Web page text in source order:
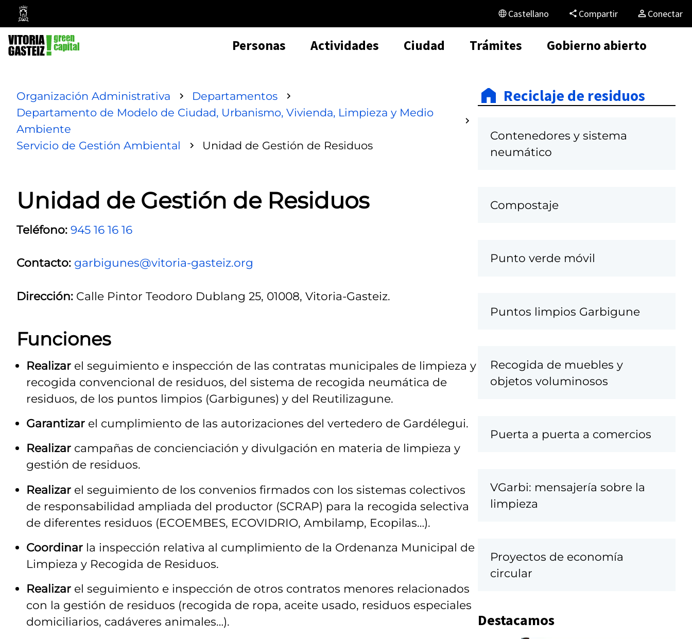
Ayuntamiento
Vitoria-
Gasteiz
Castellano Compartir Conectar
Personas Actividades Ciudad Trámites Gobierno abierto
Organización Administrativa
Departamentos
Departamento de Modelo de Ciudad, Urbanismo, Vivienda, Limpieza y Medio
Ambiente
Servicio de Gestión Ambiental
Unidad de Gestión de Residuos
Unidad de Gestión de Residuos
Teléfono: 945 16 16 16
Contacto: garbigunes@vitoria-gasteiz.org
Dirección: Calle Pintor Teodoro Dublang 25, 01008, Vitoria-Gasteiz.
Funciones
Realizar el seguimiento e inspección de las contratas municipales de limpieza y
recogida convencional de residuos, del sistema de recogida neumática de
residuos, de los puntos limpios (Garbigunes) y del Reutilizagune.
Garantizar el cumplimiento de las autorizaciones del vertedero de Gardélegui.
Realizar campañas de concienciación y divulgación en materia de limpieza y
gestión de residuos.
Realizar el seguimiento de los convenios firmados con los sistemas colectivos
de responsabilidad ampliada del productor (SCRAP) para la recogida selectiva
de diferentes residuos (ECOEMBES, ECOVIDRIO, Ambilamp, Ecopilas…).
Coordinar la inspección relativa al cumplimiento de la Ordenanza Municipal de
Limpieza y Recogida de Residuos.
Realizar el seguimiento e inspección de otros contratos menores relacionados
con la gestión de residuos (recogida de ropa, aceite usado, residuos especiales
domiciliarios, cadáveres animales…).
Reciclaje de residuos
Contenedores y sistema
neumático
Compostaje
Punto verde móvil
Puntos limpios Garbigune
Recogida de muebles y
objetos voluminosos
Puerta a puerta a comercios
VGarbi: mensajería sobre la
limpieza
Proyectos de economía
circular
Destacamos